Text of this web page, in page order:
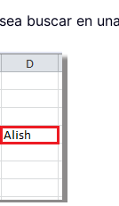
buscar en